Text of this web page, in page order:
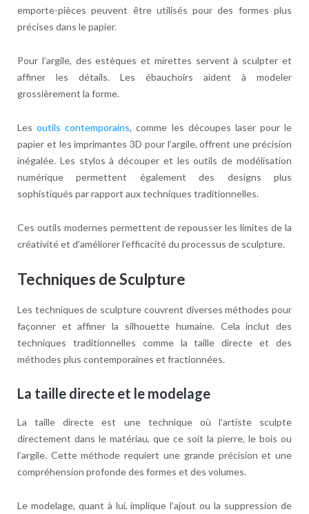
emporte-pièces peuvent être utilisés pour des formes plus
précises dans le papier.
Pour l’argile, des estèques et mirettes servent à sculpter et
affiner les détails. Les ébauchoirs aident à modeler
grossièrement la forme.
Lesoutils contemporains, comme les découpes laser pour le
papier et les imprimantes 3D pour l’argile, offrent une précision
inégalée. Les stylos à découper et les outils de modélisation
numérique permettent également des designs plus
sophistiqués par rapport aux techniques traditionnelles.
Ces outils modernes permettent de repousser les limites de la
créativité et d’améliorer l’efficacité du processus de sculpture.
Techniques de Sculpture
Les techniques de sculpture couvrent diverses méthodes pour
façonner et affiner la silhouette humaine. Cela inclut des
techniques traditionnelles comme la taille directe et des
méthodes plus contemporaines et fractionnées.
La taille directe et le modelage
La taille directe est une technique où l’artiste sculpte
directement dans le matériau, que ce soit la pierre, le bois ou
l’argile. Cette méthode requiert une grande précision et une
compréhension profonde des formes et des volumes.
Le modelage, quant à lui, implique l’ajout ou la suppression de